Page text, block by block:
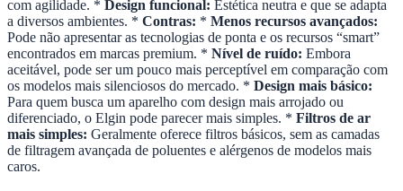
com agilidade. * Design funcional: Estética neutra e que se adapta
a diversos ambientes. * Contras: * Menos recursos avançados:
Pode não apresentar as tecnologias de ponta e os recursos “smart”
encontrados em marcas premium. * Nível de ruído: Embora
aceitável, pode ser um pouco mais perceptível em comparação com
os modelos mais silenciosos do mercado. * Design mais básico:
Para quem busca um aparelho com design mais arrojado ou
diferenciado, o Elgin pode parecer mais simples. * Filtros de ar
mais simples: Geralmente oferece filtros básicos, sem as camadas
de filtragem avançada de poluentes e alérgenos de modelos mais
caros.